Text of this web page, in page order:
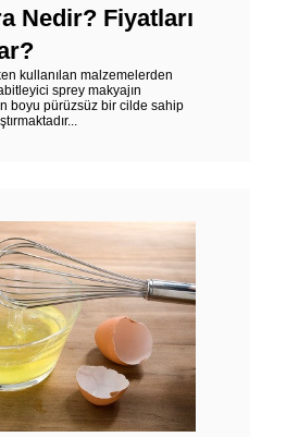
Nedir? Fiyatları
kullanılan malzemelerden
sprey makyajın
boyu pürüzsüz bir cilde sahip